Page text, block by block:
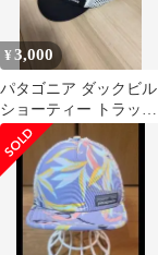
¥3,000
パタゴニア ダックビル
ショーティー トラッカ
ー ハット 黒のみ